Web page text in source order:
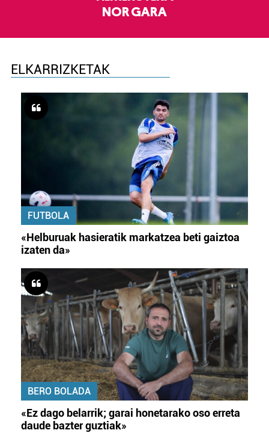
NOR GARA
ELKARRIZKETAK
FUTBOLA
«Helburuak hasieratik markatzea beti gaiztoa
izaten da»
BERO BOLADA
«Ez dago belarrik; garai honetarako oso erreta
daude bazter guztiak»